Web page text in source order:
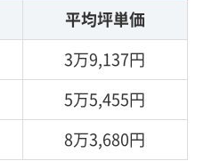
平均坪単価
3万9,137円
5万5,455円
8万3,680円